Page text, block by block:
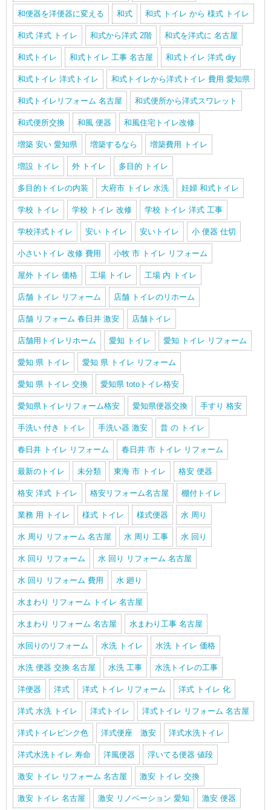
和便器を洋便器に変える 和式 和式 トイレ から 様式 トイレ
和式 洋式 トイレ 和式から洋式 2階 和式を洋式に 名古屋
和式トイレ 和式トイレ 工事 名古屋 和式トイレ 洋式 diy
和式トイレ 洋式トイレ 和式トイレから洋式トイレ 費用 愛知県
和式トイレリフォーム 名古屋 和式便所から洋式スワレット
和式便所交換 和風 便器 和風住宅トイレ改修
増築 安い 愛知県 増築するなら 増築費用 トイレ
増設 トイレ 外 トイレ 多目的 トイレ
多目的トイレの内装 大府市 トイレ 水洗 妊婦 和式トイレ
学校 トイレ 学校 トイレ 改修 学校 トイレ 洋式 工事
学校洋式トイレ 安い トイレ 安いトイレ 小 便器 仕切
小さいトイレ 改修 費用 小牧 市 トイレ リフォーム
屋外 トイレ 価格 工場 トイレ 工場 内 トイレ
店舗 トイレ リフォーム 店舗 トイレのリホーム
店舗 リフォーム 春日井 激安 店舗トイレ
店舗用トイレリホーム 愛知 トイレ 愛知 トイレ リフォーム
愛知 県 トイレ 愛知 県 トイレ リフォーム
愛知 県 トイレ 交換 愛知県 totoトイレ格安
愛知県トイレリフォーム格安 愛知県便器交換 手すり 格安
手洗い 付き トイレ 手洗い器 激安 昔 の トイレ
春日井 トイレ リフォーム 春日井 市 トイレ リフォーム
最新のトイレ 未分類 東海 市 トイレ 格安 便器
格安 洋式 トイレ 格安リフォーム名古屋 棚付トイレ
業務 用 トイレ 様式 トイレ 様式便器 水 周り
水 周り リフォーム 名古屋 水 周り 工事 水 回り
水 回り リフォーム 水 回り リフォーム 名古屋
水 回り リフォーム 費用 水 廻り
水まわり リフォーム トイレ 名古屋
水まわり リフォーム 名古屋 水まわり工事 名古屋
水回りのリフォーム 水洗 トイレ 水洗 トイレ 価格
水洗 便器 交換 名古屋 水洗 工事 水洗トイレの工事
洋便器 洋式 洋式 トイレ リフォーム 洋式 トイレ 化
洋式 水洗 トイレ 洋式トイレ 洋式トイレ リフォーム 名古屋
洋式トイレピンク色 洋式便座 激安 洋式水洗トイレ
洋式水洗トイレ 寿命 洋風便器 浮いてる便器 値段
激安 トイレ リフォーム 名古屋 激安 トイレ 交換
激安 トイレ 名古屋 激安 リノベーション 愛知 激安 便器